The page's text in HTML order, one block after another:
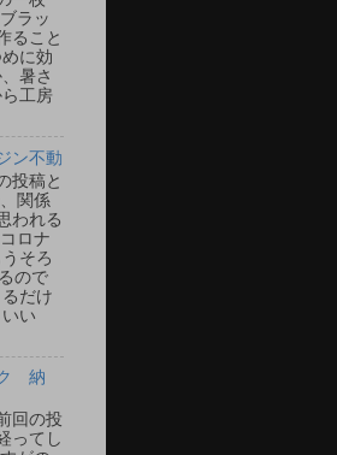
ラッ
ること
に効
暑さ
工房
ン不動
投稿と
関係
われる
ロナ
そろ
ので
だけ
い
ク 納
回の投
ってし